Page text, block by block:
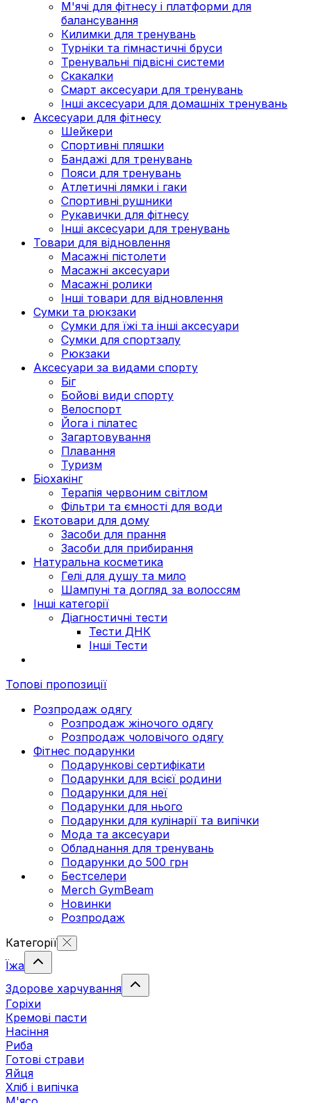
М'ячі для фітнесу і платформи для
балансування
Килимки для тренувань
Турніки та гімнастичні бруси
Тренувальні підвісні системи
Скакалки
Смарт аксесуари для тренувань
Інші аксесуари для домашніх тренувань
Аксесуари для фітнесу
Шейкери
Спортивні пляшки
Бандажі для тренувань
Пояси для тренувань
Атлетичні лямки і гаки
Спортивні рушники
Рукавички для фітнесу
Інші аксесуари для тренувань
Товари для відновлення
Масажні пістолети
Масажні аксесуари
Масажні ролики
Інші товари для відновлення
Сумки та рюкзаки
Сумки для їжі та інші аксесуари
Сумки для спортзалу
Рюкзаки
Аксесуари за видами спорту
Біг
Бойові види спорту
Велоспорт
Йога і пілатес
Загартовування
Плавання
Туризм
Біохакінг
Терапія червоним світлом
Фільтри та ємності для води
Екотовари для дому
Засоби для прання
Засоби для прибирання
Натуральна косметика
Гелі для душу та мило
Шампуні та догляд за волоссям
Інші категорії
Діагностичні тести
Тести ДНК
Інші Тести
Топові пропозиції
Розпродаж одягу
Розпродаж жіночого одягу
Розпродаж чоловічого одягу
Фітнес подарунки
Подарункові сертифікати
Подарунки для всієї родини
Подарунки для неї
Подарунки для нього
Подарунки для кулінарії та випічки
Мода та аксесуари
Обладнання для тренувань
Подарунки до 500 грн
Бестселери
Merch GymBeam
Новинки
Розпродаж
Категорії
Їжа
Здорове харчування
Горіхи
Кремові пасти
Насіння
Риба
Готові страви
Яйця
Хліб і випічка